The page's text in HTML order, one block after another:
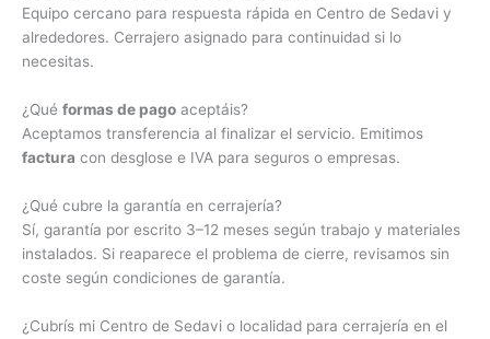
Equipo cercano para respuesta rápida en Centro de Sedavi y
alrededores. Cerrajero asignado para continuidad si lo
necesitas.
¿Qué formas de pago aceptáis?
Aceptamos transferencia al finalizar el servicio. Emitimos
factura con desglose e IVA para seguros o empresas.
¿Qué cubre la garantía en cerrajería?
Sí, garantía por escrito 3–12 meses según trabajo y materiales
instalados. Si reaparece el problema de cierre, revisamos sin
coste según condiciones de garantía.
¿Cubrís mi Centro de Sedavi o localidad para cerrajería en el